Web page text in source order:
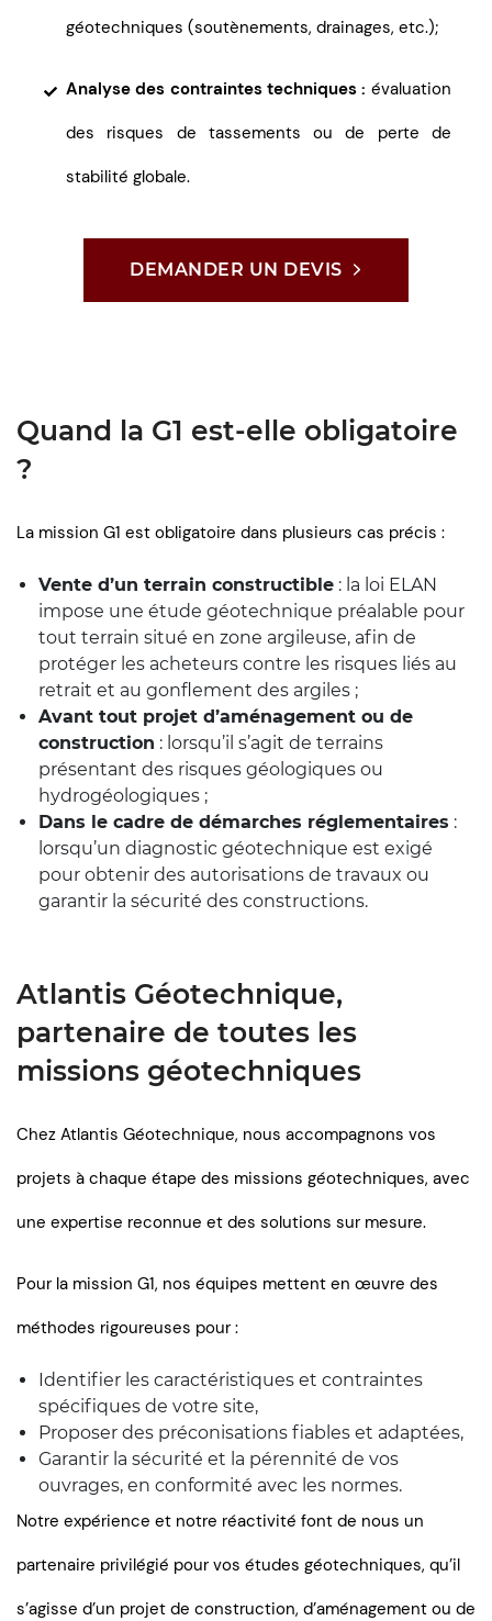
géotechniques (soutènements, drainages, etc.);
Analyse des contraintes techniques : évaluation
des risques de tassements ou de perte de
stabilité globale.
DEMANDER UN DEVIS
Quand la G1 est-elle obligatoire
?
La mission G1 est obligatoire dans plusieurs cas précis :
Vente d’un terrain constructible : la loi ELAN
impose une étude géotechnique préalable pour
tout terrain situé en zone argileuse, afin de
protéger les acheteurs contre les risques liés au
retrait et au gonflement des argiles ;
Avant tout projet d’aménagement ou de
construction : lorsqu’il s’agit de terrains
présentant des risques géologiques ou
hydrogéologiques ;
Dans le cadre de démarches réglementaires :
lorsqu’un diagnostic géotechnique est exigé
pour obtenir des autorisations de travaux ou
garantir la sécurité des constructions.
Atlantis Géotechnique,
partenaire de toutes les
missions géotechniques
Chez Atlantis Géotechnique, nous accompagnons vos
projets à chaque étape des missions géotechniques, avec
une expertise reconnue et des solutions sur mesure.
Pour la mission G1, nos équipes mettent en œuvre des
méthodes rigoureuses pour :
Identifier les caractéristiques et contraintes
spécifiques de votre site,
Proposer des préconisations fiables et adaptées,
Garantir la sécurité et la pérennité de vos
ouvrages, en conformité avec les normes.
Notre expérience et notre réactivité font de nous un
partenaire privilégié pour vos études géotechniques, qu’il
s’agisse d’un projet de construction, d’aménagement ou de